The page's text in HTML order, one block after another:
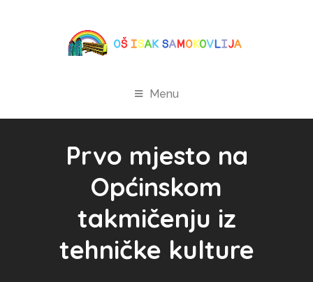
Menu
Prvo mjesto na
Općinskom
takmičenju iz
tehničke kulture